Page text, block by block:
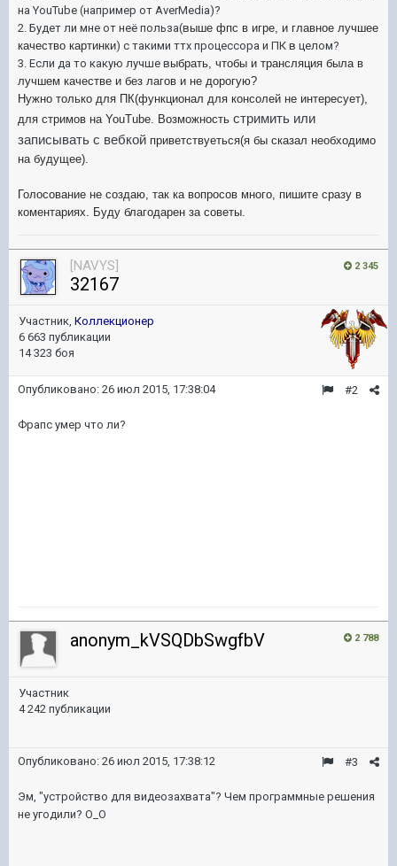
на YouTube (например от AverMedia)?
2. Будет ли мне от неё польза(выше фпс в игре, и главное лучшее
качество картинки) с такими ттх процессора и ПК в целом?
3. Если да то какую лучше выбрать, чтобы и трансляция была в
лучшем качестве и без лагов и не дорогую?
Нужно только для ПК(функционал для консолей не интересует),
для стримов на YouTube. Возможность стримить или
записывать с вебкой приветствуеться(я бы сказал необходимо
на будущее).
Голосование не создаю, так ка вопросов много, пишите сразу в
коментариях. Буду благодарен за советы.
2 345
[NAVYS]
32167
Участник, Коллекционер
6 663 публикации
14 323 боя
#2
Опубликовано: 26 июл 2015, 17:38:04
Фрапс умер что ли?
2 788
anonym_kVSQDbSwgfbV
Участник
4 242 публикации
#3
Опубликовано: 26 июл 2015, 17:38:12
Эм, "устройство для видеозахвата"? Чем программные решения
не угодили? О_О